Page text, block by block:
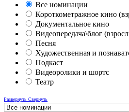
Все номинации
Короткометражное кино
Документальное кино
Видеопередача\блог
Песня
Художественная и
Подкаст
Видеоролики и шортс
Театр
Развернуть Свернуть